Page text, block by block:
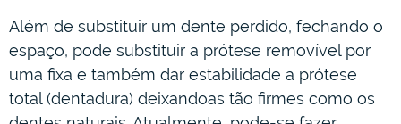
Além de substituir um dente perdido, fechando o
espaço, pode substituir a prótese removível por
uma fixa e também dar estabilidade a prótese
total (dentadura) deixandoas tão firmes como os